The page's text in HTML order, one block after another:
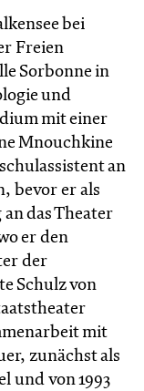
bei
Freien
Sorbonne in
und
mit einer
Mnouchkine
an
bevor er als
das Theater
er den
der
Schulz von
mit
zunächst als
und von 1993